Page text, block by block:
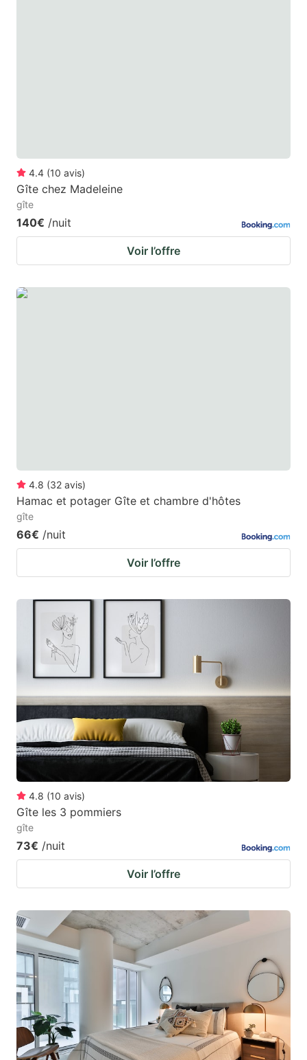
4.4 (10 avis)
Gîte chez Madeleine
gîte
140€ /nuit
Voir l’offre
4.8 (32 avis)
Hamac et potager Gîte et chambre d'hôtes
gîte
66€ /nuit
Voir l’offre
4.8 (10 avis)
Gîte les 3 pommiers
gîte
73€ /nuit
Voir l’offre